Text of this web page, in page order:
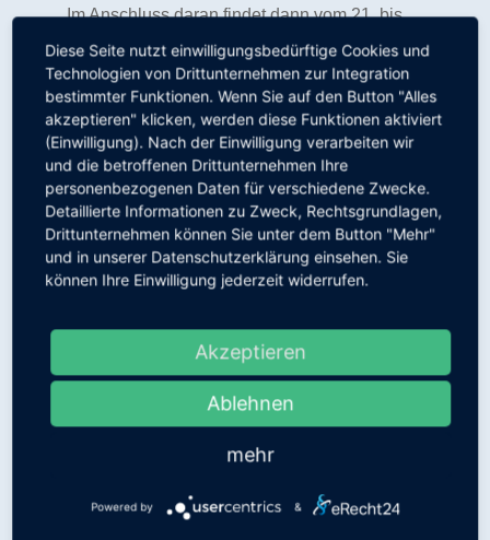
Im Anschluss daran findet dann vom 21. bis
30. Juli die eigentliche Kulinarische Woche in
den beteiligten Restaurants der Quellenstadt
statt, gekrönt vom Sommernachtsfest am
Samstag, dem 29. Juli mit großem
Höhenfeuerwerk und Live-Musik an der
Rheinpromenade.
Weitere Infos unterwww.kulinarische-
woche.de
Share Article
Diese Seite nutzt einwilligungsbedürftige Cookies und
Technologien von Drittunternehmen zur Integration
bestimmter Funktionen. Wenn Sie auf den Button "Alles
akzeptieren" klicken, werden diese Funktionen aktiviert
(Einwilligung). Nach der Einwilligung verarbeiten wir
und die betroffenen Drittunternehmen Ihre
personenbezogenen Daten für verschiedene Zwecke.
Detaillierte Informationen zu Zweck, Rechtsgrundlagen,
Drittunternehmen können Sie unter dem Button "Mehr"
und in unserer Datenschutzerklärung einsehen. Sie
können Ihre Einwilligung jederzeit widerrufen.
Akzeptieren
Ablehnen
mehr
Powered by &